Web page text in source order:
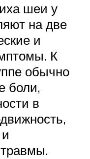
шеи у
на две
и
К
обычно
боли,
в